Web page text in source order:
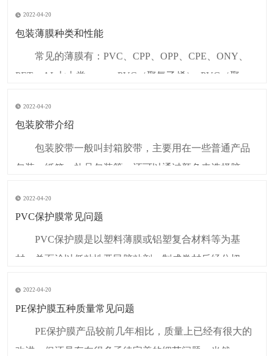
附性和贴合性。 PET离型膜现已被广泛应包
2022-04-20
包装薄膜种类和性能
常见的薄膜有：PVC、CPP、OPP、CPE、ONY、
PET、AL七大类。 一. PVC（聚氯乙烯） PVC（聚氯
性能良好，耐化学腐蚀能力强，牢固
2022-04-20
包装胶带介绍
包装胶带一般叫封箱胶带，主要用在一些普通产品
包装、纸箱、礼品包装等。还可以通过颜色来选择胶
色、形状、尺寸定制等；印字包装胶带一般用来快递物
2022-04-20
PVC保护膜常见问题
PVC保护膜是以塑料薄膜或铝塑复合材料等为基
材，单面涂以低粘性亚民胶粘剂，制成卷材后经分切制
护膜是一种比较新型的产品，目前还没有国家或行业标
2022-04-20
PE保护膜五种质量常见问题
PE保护膜产品较前几年相比，质量上已经有很大的
改进，但还是存在很多函待完善的细节问题，当然，事